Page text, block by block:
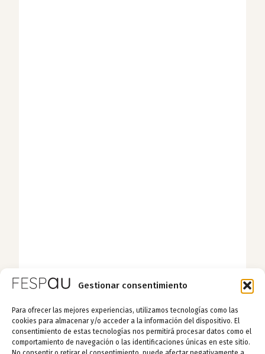
Gestionar consentimiento
Para ofrecer las mejores experiencias, utilizamos tecnologías como las
cookies para almacenar y/o acceder a la información del dispositivo. El
consentimiento de estas tecnologías nos permitirá procesar datos como el
comportamiento de navegación o las identificaciones únicas en este sitio.